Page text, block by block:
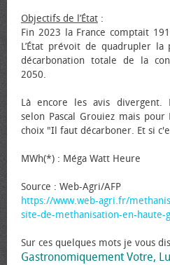
Objectifs de l’État :
Fin 2023 la France comptait
L’État prévoit de quadrupler
décarbonation totale de la
2050.
Là encore les avis divergent.
selon Pascal Grouiez mais
choix "Il faut décarboner. Et si
MWh(*) : Méga Watt Heure
Source : Web-Agri/AFP
https://www.web-agri.fr/
site-de-methanisation-en-haute-
Sur ces quelques mots je vous
Gastronomiquement Votre,